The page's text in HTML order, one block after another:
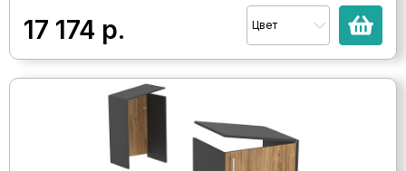
17 174 р. Цвет